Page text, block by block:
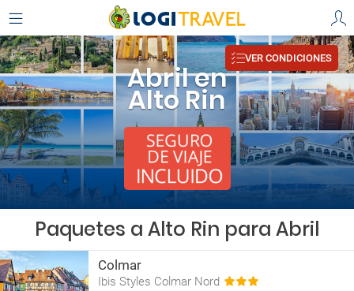
Abril en
Alto Rin
VER CONDICIONES
Paquetes a Alto Rin para Abril
Colmar
Ibis Styles Colmar Nord